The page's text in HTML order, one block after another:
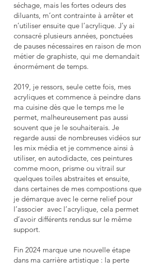
séchage, mais les fortes odeurs des
diluants, m’ont contrainte à arrêter et
n’utiliser ensuite que l’acrylique. J’y ai
consacré plusieurs années, ponctuées
de pauses nécessaires en raison de mon
métier de graphiste, qui me demandait
énormément de temps.
2019, je ressors, seule cette fois, mes
acryliques et commence à peindre dans
ma cuisine dès que le temps me le
permet, malheureusement pas aussi
souvent que je le souhaiterais. Je
regarde aussi de nombreuses vidéos sur
les mix média et je commence ainsi à
utiliser, en autodidacte, ces peintures
comme moon, prisme ou vitrail sur
quelques toiles abstraites et ensuite,
dans certaines de mes compostions que
je démarque avec le cerne relief pour
l’associer avec l’acrylique, cela permet
d’avoir différents rendus sur le même
support.
​Fin 2024 marque une nouvelle étape
dans ma carrière artistique : la perte